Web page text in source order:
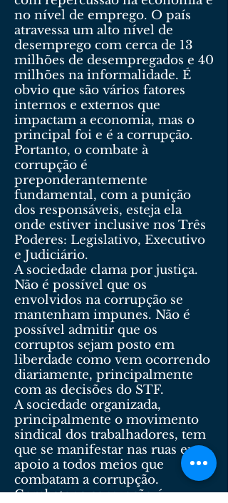
no nível de emprego. O país
atravessa um alto nível de
desemprego com cerca de 13
milhões de desempregados e 40
milhões na informalidade. É
obvio que são vários fatores
internos e externos que
impactam a economia, mas o
principal foi e é a corrupção.
Portanto, o combate à
corrupção é
preponderantemente
fundamental, com a punição
dos responsáveis, esteja ela
onde estiver inclusive nos Três
Poderes: Legislativo, Executivo
e Judiciário.
A sociedade clama por justiça.
Não é possível que os
envolvidos na corrupção se
mantenham impunes. Não é
possível admitir que os
corruptos sejam posto em
liberdade como vem ocorrendo
diariamente, principalmente
com as decisões do STF.
A sociedade organizada,
principalmente o movimento
sindical dos trabalhadores, tem
que se manifestar nas ruas em
apoio a todos meios que
combatam a corrupção.
Combater a corrupção é